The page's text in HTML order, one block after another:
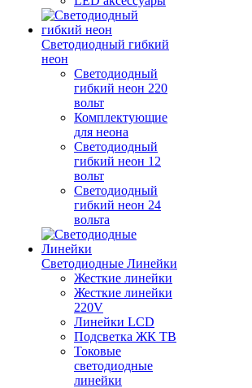
Светодиодный гибкий
неон
Светодиодный
гибкий неон 220
вольт
Комплектующие
для неона
Светодиодный
гибкий неон 12
вольт
Светодиодный
гибкий неон 24
вольта
Светодиодные Линейки
Жесткие линейки
Жесткие линейки
220V
Линейки LCD
Подсветка ЖК ТВ
Токовые
светодиодные
линейки